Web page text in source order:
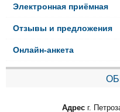
Электронная приёмная
Отзывы и предложения
Онлайн-анкета
Адрес г.